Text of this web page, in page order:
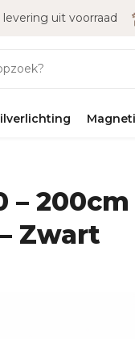
levering uit voorraad
–
Zwart